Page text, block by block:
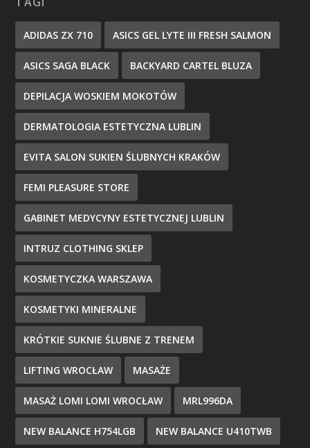
ADIDAS ZX 710 ASICS GEL LYTE III FRESH SALMON
ASICS SAGA BLACK BACKYARD CARTEL BLUZA
DEPILACJA WOSKIEM MOKOTÓW
DERMATOLOGIA ESTETYCZNA LUBLIN
EVITA SALON SUKIEN ŚLUBNYCH KRAKÓW
FEMI PLEASURE STORE
GABINET MEDYCYNY ESTETYCZNEJ LUBLIN
INTRUZ CLOTHING SKLEP
KOSMETYCZKA WARSZAWA
KOSMETYKI MINERALNE
KRÓTKIE SUKNIE ŚLUBNE Z TRENEM
LIFTING WROCŁAW MASAŻE
MASAŻ LOMI LOMI WROCŁAW MRL996DA
NEW BALANCE H754LGB NEW BALANCE U410TWB